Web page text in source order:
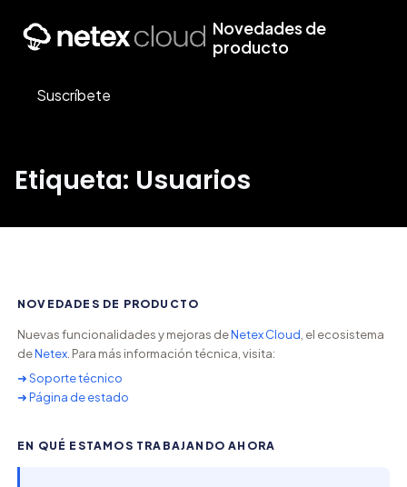
Novedades de
producto
Suscríbete
Etiqueta: Usuarios
NOVEDADES DE PRODUCTO
Nuevas funcionalidades y mejoras deNetex Cloud , el ecosistema
deNetex. Para más información técnica, visita:
➜ Soporte técnico
➜ Página de estado
EN QUÉ ESTAMOS TRABAJANDO AHORA